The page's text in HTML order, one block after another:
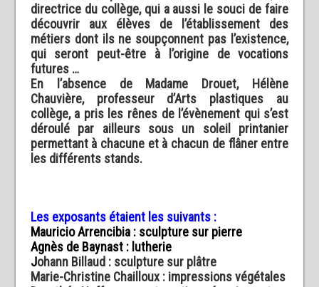
directrice du collège, qui a aussi le souci de faire
découvrir aux élèves de l’établissement des
métiers dont ils ne soupçonnent pas l’existence,
qui seront peut-être à l’origine de vocations
futures …
En l’absence de Madame Drouet, Hélène
Chauvière, professeur d’Arts plastiques au
collège, a pris les rênes de l’évènement qui s’est
déroulé par ailleurs sous un soleil printanier
permettant à chacune et à chacun de flâner entre
les différents stands.
Les exposants étaient les suivants :
Mauricio Arrencibia : sculpture sur pierre
Agnès de Baynast : lutherie
Johann Billaud : sculpture sur plâtre
Marie-Christine Chailloux : impressions végétales